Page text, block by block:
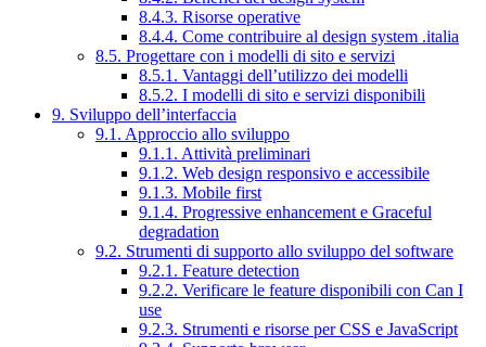
8.4.3. Risorse operative
8.4.4. Come contribuire al design system .italia
8.5. Progettare con i modelli di sito e servizi
8.5.1. Vantaggi dell’utilizzo dei modelli
8.5.2. I modelli di sito e servizi disponibili
9. Sviluppo dell’interfaccia
9.1. Approccio allo sviluppo
9.1.1. Attività preliminari
9.1.2. Web design responsivo e accessibile
9.1.3. Mobile first
9.1.4. Progressive enhancement e Graceful
degradation
9.2. Strumenti di supporto allo sviluppo del software
9.2.1. Feature detection
9.2.2. Verificare le feature disponibili con Can I
use
9.2.3. Strumenti e risorse per CSS e JavaScript